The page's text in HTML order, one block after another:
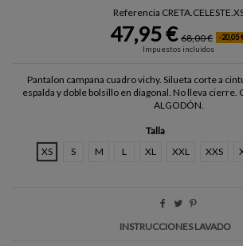
Referencia
47,95 € 68,00 €
-20,05
Impuestos incluidos
Pantalon campana cuadro vichy. Silueta corte a
espalda y doble bolsillo en diagonal. No lleva cierre.
ALGODÓN.
Talla
XS
S M L XL XXL XXS
INSTRUCCIONES LAVADO